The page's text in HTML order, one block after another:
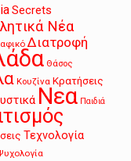
Secrets
Νέα
Διατροφή
Θάσος
Κουζίνα Κρατήσεις
Νεα Παιδιά
Τεχνολογία